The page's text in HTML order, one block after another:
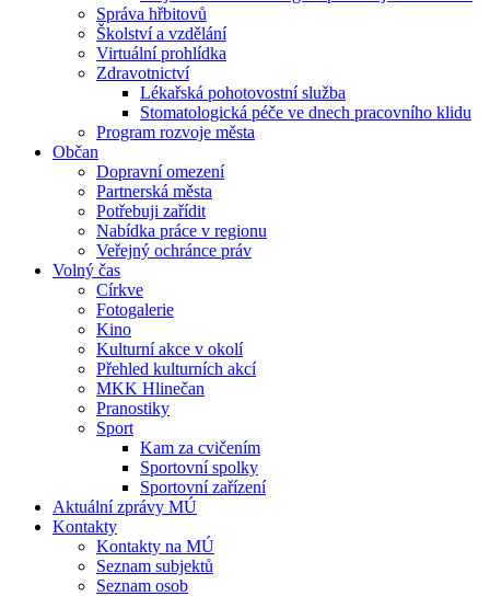
Správa hřbitovů
Školství a vzdělání
Virtuální prohlídka
Zdravotnictví
Lékařská pohotovostní služba
Stomatologická péče ve dnech pracovního klidu
Program rozvoje města
Občan
Dopravní omezení
Partnerská města
Potřebuji zařídit
Nabídka práce v regionu
Veřejný ochránce práv
Volný čas
Církve
Fotogalerie
Kino
Kulturní akce v okolí
Přehled kulturních akcí
MKK Hlinečan
Pranostiky
Sport
Kam za cvičením
Sportovní spolky
Sportovní zařízení
Aktuální zprávy MÚ
Kontakty
Kontakty na MÚ
Seznam subjektů
Seznam osob